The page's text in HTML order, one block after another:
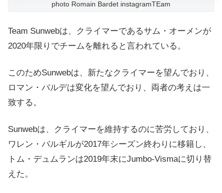
photo Romain Bardet instagramTEam
Team Sunwebは、クライマーであるサム・オーメンが
2020年限りでチームを離れると言われている。
このためSunwebは、新たなクライマーを望んでおり、
ロマン・バルデは変化を望んでおり、両者の考えは一
致する。
Sunwebは、クライマーを維持するのに苦労しており、
ワレン・バルギルが2017年シーズン終わりに移籍し、
トム・デュムランは2019年末にJumbo-Vismaに切り替
えた。